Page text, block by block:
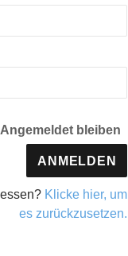
Angemeldet bleiben
Klicke hier, um
es zurückzusetzen.